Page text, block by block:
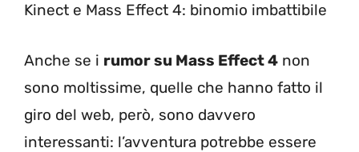
Kinect e Mass Effect 4: binomio imbattibile
Anche se i rumor su Mass Effect 4 non
sono moltissime, quelle che hanno fatto il
giro del web, però, sono davvero
interessanti: l’avventura potrebbe essere